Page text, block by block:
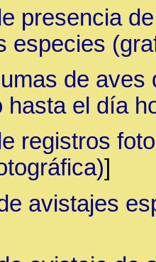
presencia
especies
de
hasta el día
registros
]
avistajes